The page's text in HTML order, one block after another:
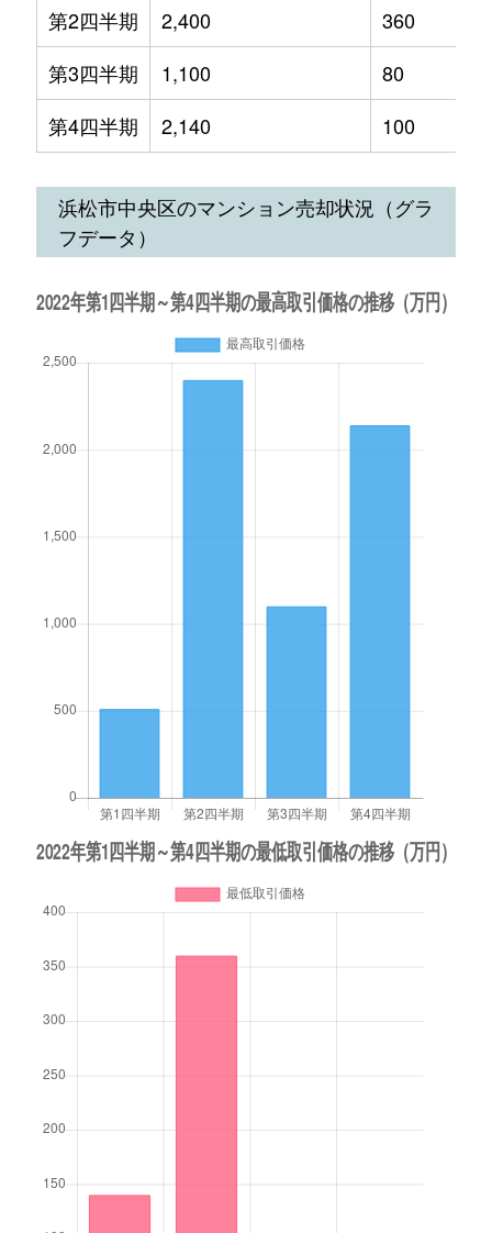
第2四半期 2,400
360
第3四半期
1,100
80
第4四半期
2,140 100
浜松市中央区のマンション売却状況（グラ
フデータ）